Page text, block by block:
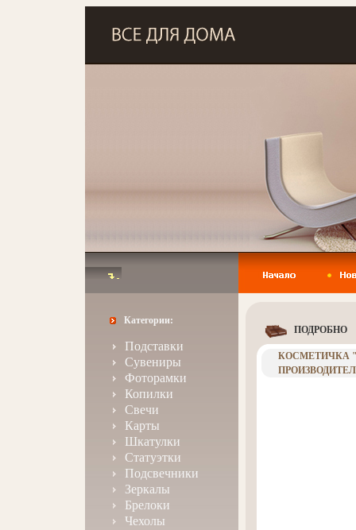
Категории:
Подставки
Сувениры
Фоторамки
Копилки
Свечи
Карты
Шкатулки
Статуэтки
Подсвечники
Зеркалы
Брелоки
Чехолы
ПОДРОБНО
КОСМЕТИЧКА